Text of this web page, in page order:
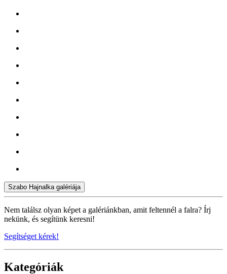
Szabo Hajnalka galériája
Nem találsz olyan képet a galériánkban, amit feltennél a falra? Írj
nekünk, és segítünk keresni!
Segítséget kérek!
Kategóriák